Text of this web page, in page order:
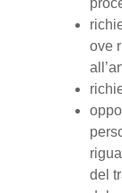
ove
del